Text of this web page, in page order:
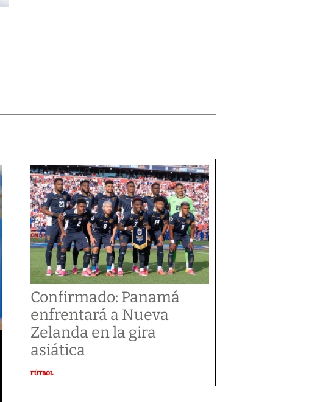
Confirmado: Panamá
enfrentará a Nueva
Zelanda en la gira
asiática
FÚTBOL